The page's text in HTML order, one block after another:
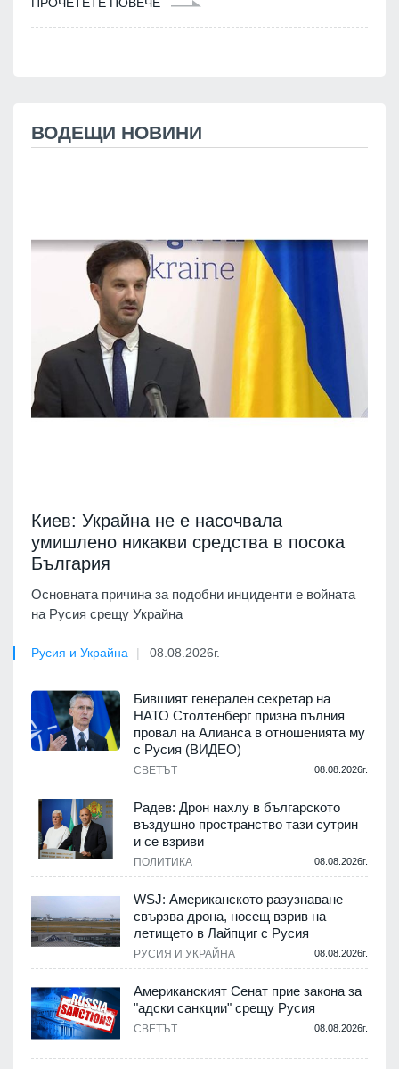
ВОДЕЩИ НОВИНИ
Киев: Украйна не е насочвала
умишлено никакви средства в посока
България
Основната причина за подобни инциденти е войната
на Русия срещу Украйна
Русия и Украйна 08.08.2026г.
Бившият генерален секретар на
НАТО Столтенберг призна пълния
провал на Алианса в отношенията му
с Русия (ВИДЕО)
СВЕТЪТ 08.08.2026г.
Радев: Дрон нахлу в българското
въздушно пространство тази сутрин
и се взриви
ПОЛИТИКА 08.08.2026г.
WSJ: Американското разузнаване
свързва дрона, носещ взрив на
летището в Лайпциг с Русия
РУСИЯ И УКРАЙНА 08.08.2026г.
Американският Сенат прие закона за
"адски санкции" срещу Русия
СВЕТЪТ 08.08.2026г.